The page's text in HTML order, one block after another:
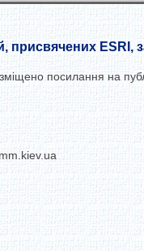
присвячених ESRI,
посилання на